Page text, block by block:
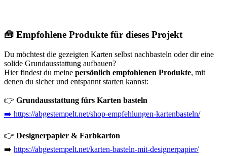
🧰 Empfohlene Produkte für dieses Projekt
Du möchtest die gezeigten Karten selbst nachbasteln oder dir eine
solide Grundausstattung aufbauen?
Hier findest du meine persönlich empfohlenen Produkte, mit
denen du sicher und entspannt starten kannst:
👉 Grundausstattung fürs Karten basteln
➡️ https://abgestempelt.net/shop-empfehlungen-kartenbasteln/
👉 Designerpapier & Farbkarton
➡️ https://abgestempelt.net/karten-basteln-mit-designerpapier/